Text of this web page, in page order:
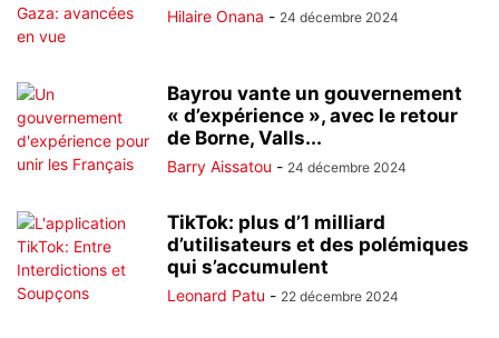
Hilaire Onana - 24 décembre 2024
Bayrou vante un gouvernement
« d’expérience », avec le retour
de Borne, Valls...
Barry Aissatou - 24 décembre 2024
TikTok: plus d’1 milliard
d’utilisateurs et des polémiques
qui s’accumulent
Leonard Patu - 22 décembre 2024